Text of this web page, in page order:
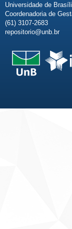
Universidade de
Coordenadoria de
(61) 3107-2683
repositorio@unb.br